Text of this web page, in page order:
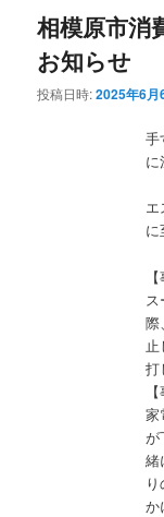
相模原市消
お知らせ
投稿日時:2025年6月
手
に
に
際
打
家
が
緒
か